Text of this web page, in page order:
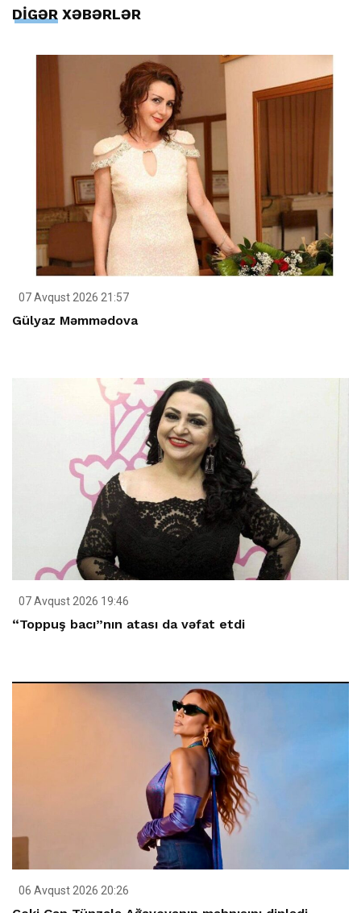
DİGƏR XƏBƏRLƏR
07 Avqust 2026 21:57
Gülyaz Məmmədova
07 Avqust 2026 19:46
“Toppuş bacı”nın atası da vəfat etdi
06 Avqust 2026 20:26